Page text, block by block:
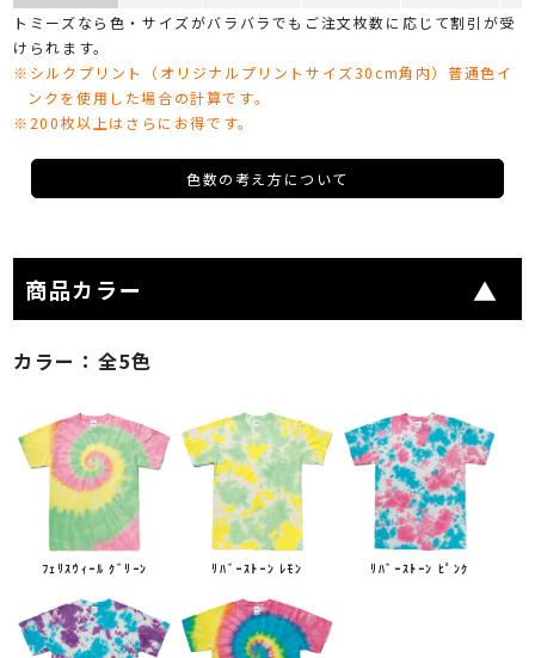
トミーズなら色・サイズがバラバラでもご注文枚数に応じて割引が受
けられます。
※シルクプリント（オリジナルプリントサイズ30cm角内）普通色イ
ンクを使用した場合の計算です。
※200枚以上はさらにお得です。
色数の考え方について
商品カラー
カラー： 全5色
ﾌｪﾘｽｳｨｰﾙ ｸﾞﾘｰﾝ ﾘﾊﾞｰｽﾄｰﾝ ﾚﾓﾝ ﾘﾊﾞｰｽﾄｰﾝ ﾋﾟﾝｸ